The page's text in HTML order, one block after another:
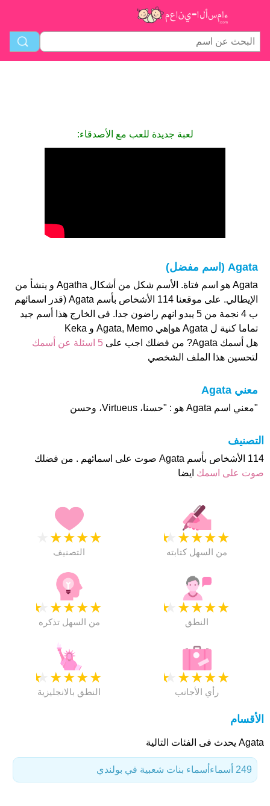
لعبة جديدة للعب مع الأصدقاء:
Agata (اسم مفضل)
Agata هو اسم فتاة. الأسم شكل من أشكال Agatha و ينشأ من
الإيطالي. على موقعنا 114 الأشخاص بأسم Agata (قدر اسمائهم
ب 4 نجمة من 5 يبدو انهم راضون جدا. فى الخارج هذا أسم جيد
تماما كنية ل Agata هو|هي Agata, Memo و Keka
هل أسمك Agata? من فضلك اجب على
5 اسئلة عن أسمك
لتحسين هذا الملف الشخصي
معني Agata
"معني اسم Agata هو : "حسنا، Virtueus، وحسن
التصنيف
114 الأشخاص بأسم Agata صوت على اسمائهم . من فضلك
صوت على اسمك ايضا
★
★
★
★
التصنيف
★
★
★
★
★
من السهل كتابته
★
★
★
★
★
من السهل تذكره
★
★
★
★
★
النطق
★
★
★
★
★
النطق بالانجليزية
★
★
★
★
★
رأي الأجانب
الأقسام
Agata يحدث فى الفئات التالية
أسماء بنات شعبية في بولندي 249 أسماء